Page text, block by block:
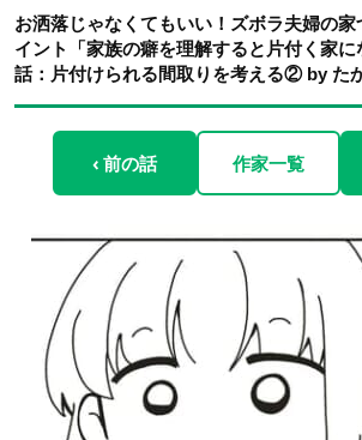
お洒落じゃなくてもいい！ズボラ夫婦の
イント「家族の癖を理解すると片付く家
話：片付けられる間取りを考える② by た
‹ 前の話 作家一覧